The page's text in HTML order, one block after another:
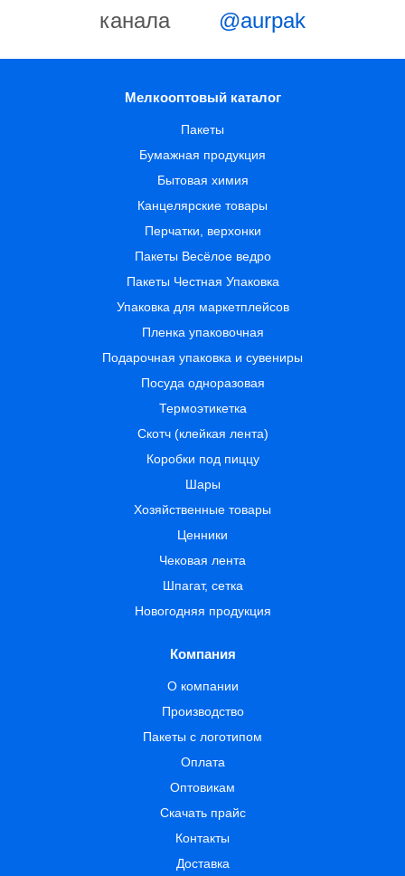
канала
@aurpak
Мелкооптовый каталог
Пакеты
Бумажная продукция
Бытовая химия
Канцелярские товары
Перчатки, верхонки
Пакеты Весёлое ведро
Пакеты Честная Упаковка
Упаковка для маркетплейсов
Пленка упаковочная
Подарочная упаковка и сувениры
Посуда одноразовая
Термоэтикетка
Скотч (клейкая лента)
Коробки под пиццу
Шары
Хозяйственные товары
Ценники
Чековая лента
Шпагат, сетка
Новогодняя продукция
Компания
О компании
Производство
Пакеты с логотипом
Оплата
Оптовикам
Скачать прайс
Контакты
Доставка